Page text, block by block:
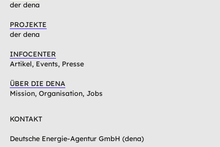
der dena
PROJEKTE
der dena
INFOCENTER
Artikel, Events, Presse
ÜBER DIE DENA
Mission, Organisation, Jobs
KONTAKT
Deutsche Energie-Agentur GmbH (dena)